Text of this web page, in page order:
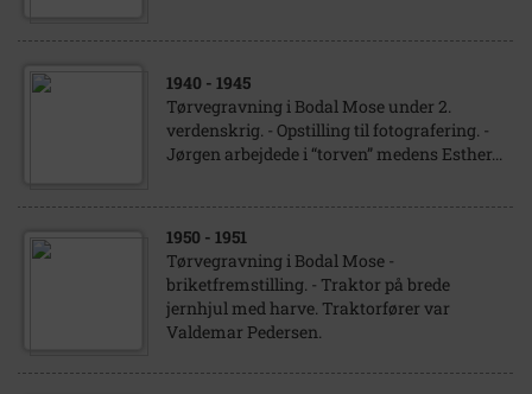
1940 - 1945
Tørvegravning i Bodal Mose under 2.
verdenskrig. - Opstilling til fotografering. -
Jørgen arbejdede i “torven” medens Esther...
1950 - 1951
Tørvegravning i Bodal Mose -
briketfremstilling. - Traktor på brede
jernhjul med harve. Traktorfører var
Valdemar Pedersen.